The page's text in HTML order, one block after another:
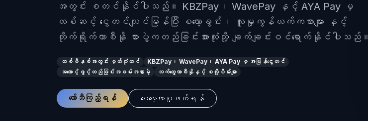
အတွင်း စတင်နိုင်ပါသည်။ KBZPay၊ WavePay နှင့် AYA Pay မှ
တစ်ဆင့် ငွေတင်လျင်မြန်ပြီး စလော့ခွင်း၊ လူမှုကွန်ယက်ကစားများ နှင့်
တိုက်ရိုက်ကာစီနို စားပွဲကတည်ခြင်းအားလုံးသို့ ချက်ချင်းဝင်ရောက်နိုင်ပါသည်။
တစ်မိနစ်အတွင်း မှတ်ပုံတင်
KBZPay၊ WavePay၊ AYA Pay မှ အမြန်ငွေတင်
အကောင့်ဖွင့်တည်ခြင်းအခမ်းအနားမဲ့
လက်တွေ့ကာစီနိုနှင့် စလို့ဂိမ်းများ
လော်ဘီကြည့်ရန် မေးလေ့လာမှုဖတ်ရန်